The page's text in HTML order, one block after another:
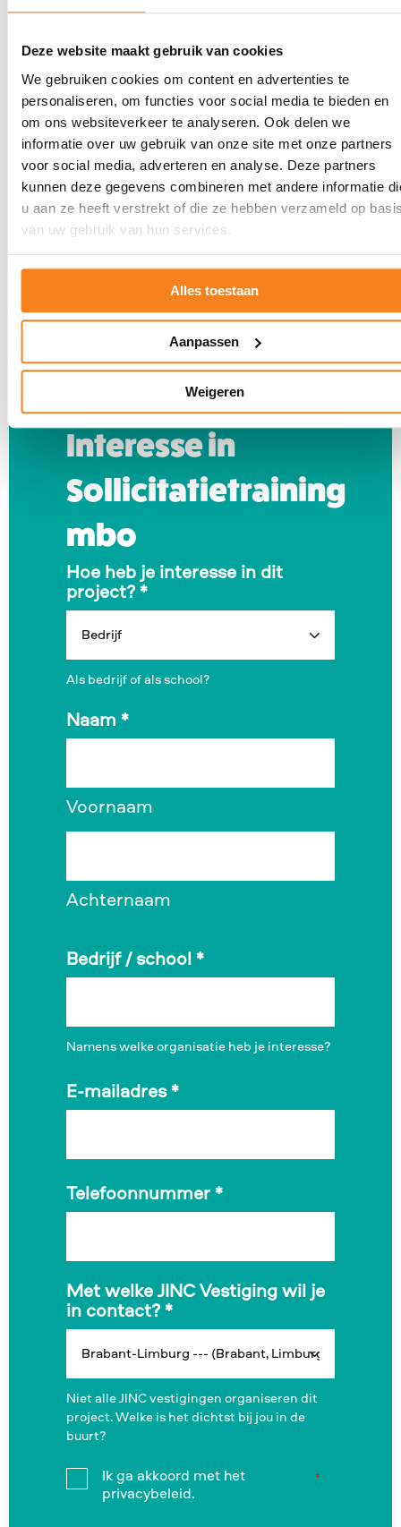
Deze website maakt gebruik van cookies
We gebruiken cookies om content en advertenties te
personaliseren, om functies voor social media te bieden en
om ons websiteverkeer te analyseren. Ook delen we
informatie over uw gebruik van onze site met onze partners
voor social media, adverteren en analyse. Deze partners
kunnen deze gegevens combineren met andere informatie
u aan ze heeft verstrekt of die ze hebben verzameld op
van uw gebruik van hun services.
Alles toestaan
Aanpassen
Weigeren
Interesse in
Sollicitatietraining
mbo
Hoe heb je interesse in dit
project? *
Als bedrijf of als school?
Naam *
Voornaam
Achternaam
Bedrijf / school *
Namens welke organisatie heb je interesse?
E-mailadres *
Telefoonnummer *
Met welke JINC Vestiging wil je
in contact? *
Niet alle JINC vestigingen organiseren dit
project. Welke is het dichtst bij jou in de
buurt?
Instemming
Ik ga akkoord met het
privacybeleid.
*